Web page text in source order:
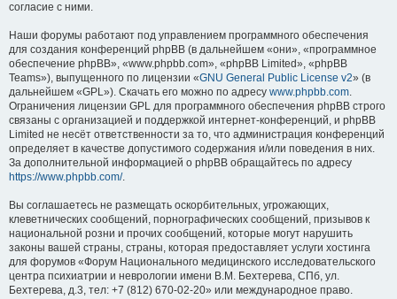
согласие с ними.
Наши форумы работают под управлением программного обеспечения
для создания конференций phpBB (в дальнейшем «они», «программное
обеспечение phpBB», «www.phpbb.com», «phpBB Limited», «phpBB
Teams»), выпущенного по лицензии «GNU General Public License v2» (в
дальнейшем «GPL»). Скачать его можно по адресу www.phpbb.com.
Ограничения лицензии GPL для программного обеспечения phpBB строго
связаны с организацией и поддержкой интернет-конференций, и phpBB
Limited не несёт ответственности за то, что администрация конференций
определяет в качестве допустимого содержания и/или поведения в них.
За дополнительной информацией о phpBB обращайтесь по адресу
https://www.phpbb.com/.
Вы соглашаетесь не размещать оскорбительных, угрожающих,
клеветнических сообщений, порнографических сообщений, призывов к
национальной розни и прочих сообщений, которые могут нарушить
законы вашей страны, страны, которая предоставляет услуги хостинга
для форумов «Форум Национального медицинского исследовательского
центра психиатрии и неврологии имени В.М. Бехтерева, СПб, ул.
Бехтерева, д.3, тел: +7 (812) 670-02-20» или международное право.